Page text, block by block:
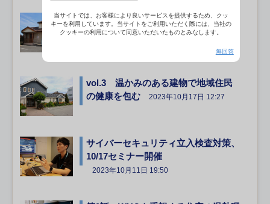
vol.4 「居心地のいい小児科クリ
ニック」木のぬくもりで安心感
vol.3 温かみのある建物で地域住民
の健康を包む
2023年10月17日 12:27
サイバーセキュリティ立入検査対策、
10/17セミナー開催
2023年10月11日 19:50
当サイトでは、お客様により良いサービスを提供するため、クッ
キーを利用しています。当サイトをご利用いただく際には、当社の
クッキーの利用について同意いただいたものとみなします。
無回答